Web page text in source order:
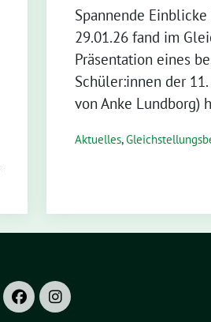
Spannende
29.01.26 fand im
Präsentation eines
Schüler:innen der
von Anke Lundborg)
Aktuelles,